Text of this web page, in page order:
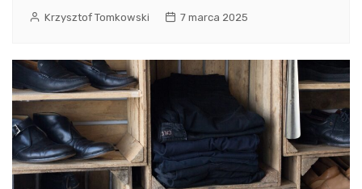
Krzysztof Tomkowski 7 marca 2025